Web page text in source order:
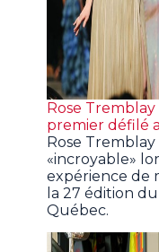
Rose
premier défilé
Rose
«incroyable»
expérience de
la 27 édition
Québec.